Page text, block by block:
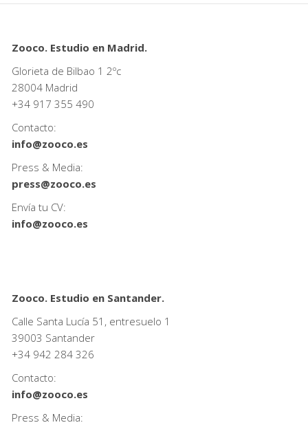
Zooco. Estudio en Madrid.
Glorieta de Bilbao 1 2ºc
28004 Madrid
+34 917 355 490
Contacto:
info@zooco.es
Press & Media:
press@zooco.es
Envía tu CV:
info@zooco.es
Zooco. Estudio en Santander.
Calle Santa Lucía 51, entresuelo 1
39003 Santander
+34 942 284 326
Contacto:
info@zooco.es
Press & Media: